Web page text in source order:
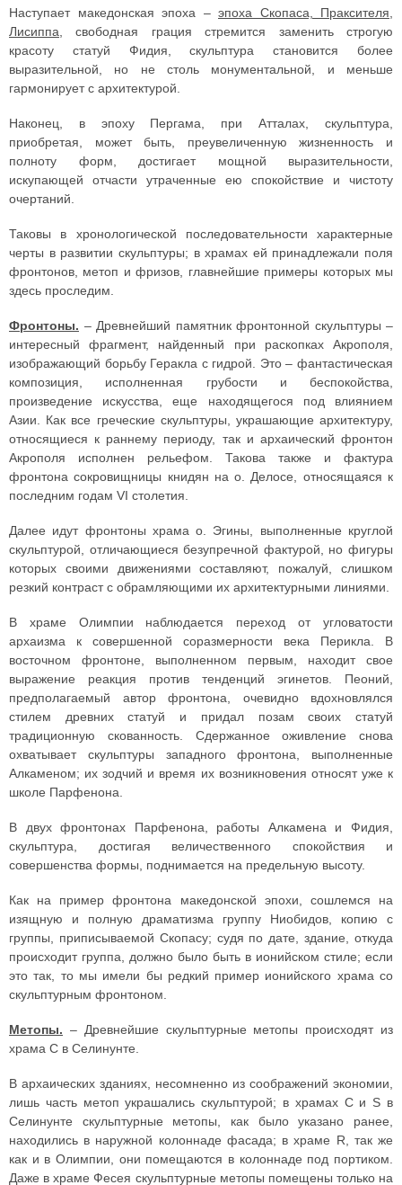
Наступает македонская эпоха – эпоха Скопаса, Праксителя,
Лисиппа , свободная грация стремится заменить строгую
красоту статуй Фидия, скульптура становится более
выразительной, но не столь монументальной, и меньше
гармонирует с архитектурой.
Наконец, в эпоху Пергама, при Атталах, скульптура,
приобретая, может быть, преувеличенную жизненность и
полноту форм, достигает мощной выразительности,
искупающей отчасти утраченные ею спокойствие и чистоту
очертаний.
Таковы в хронологической последовательности характерные
черты в развитии скульптуры; в храмах ей принадлежали поля
фронтонов, метоп и фризов, главнейшие примеры которых мы
здесь проследим.
Фронтоны. – Древнейший памятник фронтонной скульптуры –
интересный фрагмент, найденный при раскопках Акрополя,
изображающий борьбу Геракла с гидрой. Это – фантастическая
композиция, исполненная грубости и беспокойства,
произведение искусства, еще находящегося под влиянием
Азии. Как все греческие скульптуры, украшающие архитектуру,
относящиеся к раннему периоду, так и архаический фронтон
Акрополя исполнен рельефом. Такова также и фактура
фронтона сокровищницы книдян на о. Делосе, относящаяся к
последним годам VI столетия.
Далее идут фронтоны храма о. Эгины, выполненные круглой
скульптурой, отличающиеся безупречной фактурой, но фигуры
которых своими движениями составляют, пожалуй, слишком
резкий контраст с обрамляющими их архитектурными линиями.
В храме Олимпии наблюдается переход от угловатости
архаизма к совершенной соразмерности века Перикла. В
восточном фронтоне, выполненном первым, находит свое
выражение реакция против тенденций эгинетов. Пеоний,
предполагаемый автор фронтона, очевидно вдохновлялся
стилем древних статуй и придал позам своих статуй
традиционную скованность. Сдержанное оживление снова
охватывает скульптуры западного фронтона, выполненные
Алкаменом; их зодчий и время их возникновения относят уже к
школе Парфенона.
В двух фронтонах Парфенона, работы Алкамена и Фидия,
скульптура, достигая величественного спокойствия и
совершенства формы, поднимается на предельную высоту.
Как на пример фронтона македонской эпохи, сошлемся на
изящную и полную драматизма группу Ниобидов, копию с
группы, приписываемой Скопасу; судя по дате, здание, откуда
происходит группа, должно было быть в ионийском стиле; если
это так, то мы имели бы редкий пример ионийского храма со
скульптурным фронтоном.
Метопы. – Древнейшие скульптурные метопы происходят из
храма C в Селинунте.
В архаических зданиях, несомненно из соображений экономии,
лишь часть метоп украшались скульптурой; в храмах C и S в
Селинунте скульптурные метопы, как было указано ранее,
находились в наружной колоннаде фасада; в храме R, так же
как и в Олимпии, они помещаются в колоннаде под портиком.
Даже в храме Фесея скульптурные метопы помещены только на